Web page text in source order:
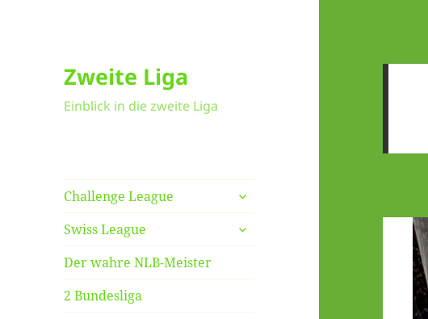
Zweite Liga
Einblick in die zweite Liga
Challenge League
untermenü
anzeigen
Swiss League
untermenü
anzeigen
Der wahre NLB-Meister
2 Bundesliga